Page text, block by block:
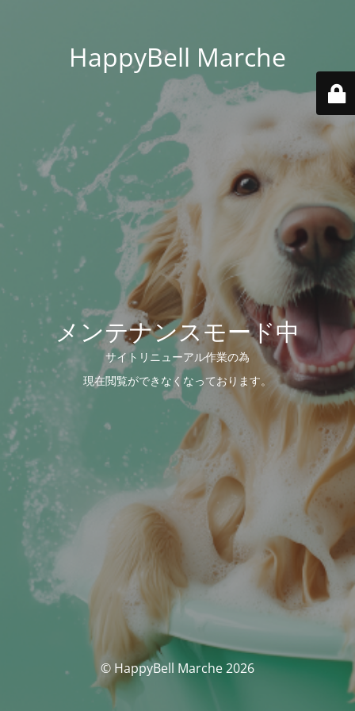
HappyBell Marche
メンテナンスモード中
サイトリニューアル作業の為
現在閲覧ができなくなっております。
© HappyBell Marche 2026